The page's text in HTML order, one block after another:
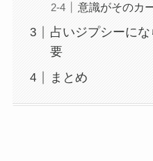
意識がそのカ
占いジプシーに
要
まとめ